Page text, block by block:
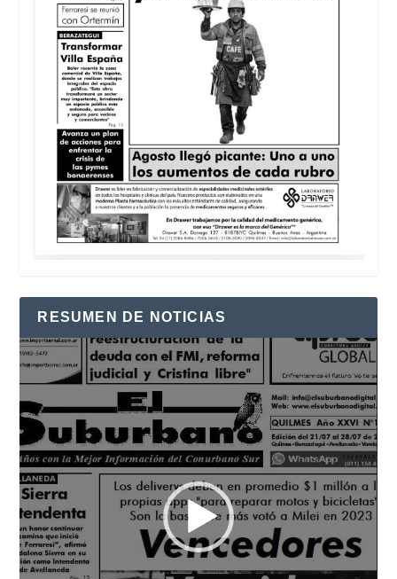
RESUMEN DE NOTICIAS
Reproductor
de
vídeo